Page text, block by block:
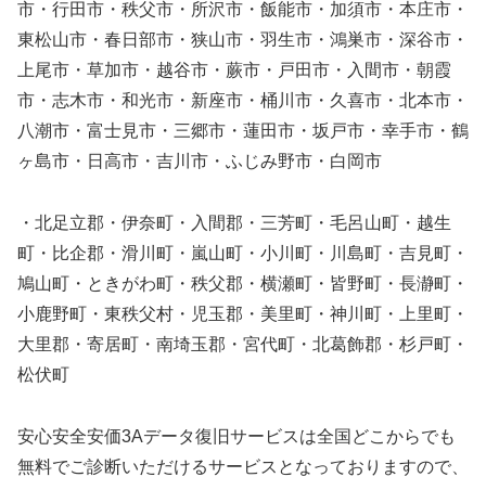
市・行田市・秩父市・所沢市・飯能市・加須市・本庄市・
東松山市・春日部市・狭山市・羽生市・鴻巣市・深谷市・
上尾市・草加市・越谷市・蕨市・戸田市・入間市・朝霞
市・志木市・和光市・新座市・桶川市・久喜市・北本市・
八潮市・富士見市・三郷市・蓮田市・坂戸市・幸手市・鶴
ヶ島市・日高市・吉川市・ふじみ野市・白岡市
・北足立郡・伊奈町・入間郡・三芳町・毛呂山町・越生
町・比企郡・滑川町・嵐山町・小川町・川島町・吉見町・
鳩山町・ときがわ町・秩父郡・横瀬町・皆野町・長瀞町・
小鹿野町・東秩父村・児玉郡・美里町・神川町・上里町・
大里郡・寄居町・南埼玉郡・宮代町・北葛飾郡・杉戸町・
松伏町
安心安全安価3Aデータ復旧サービスは全国どこからでも
無料でご診断いただけるサービスとなっておりますので、